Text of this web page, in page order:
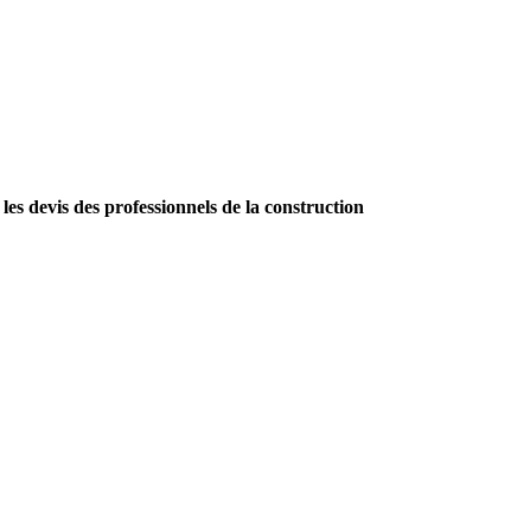
les devis des professionnels de la construction